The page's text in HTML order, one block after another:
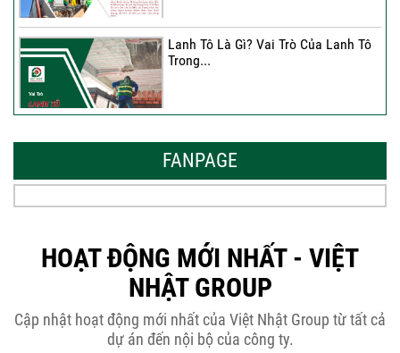
Lanh Tô Là Gì? Vai Trò Của Lanh Tô
Trong...
Thiết Kế Hòa...
Bê Tông...
THÔNG BÁO KẾ HOẠCH TĂNG ĐƠN
GIÁ XÂY DỰNG NHÀ...
FANPAGE
HOẠT ĐỘNG MỚI NHẤT - VIỆT
NHẬT GROUP
Cập nhật hoạt động mới nhất của Việt Nhật Group từ tất cả
dự án đến nội bộ của công ty.